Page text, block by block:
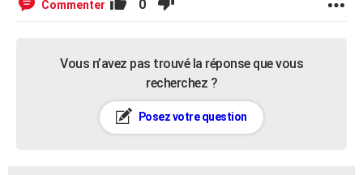
Commenter 0
Vous n’avez pas trouvé la réponse que vous
recherchez ?
Posez votre question